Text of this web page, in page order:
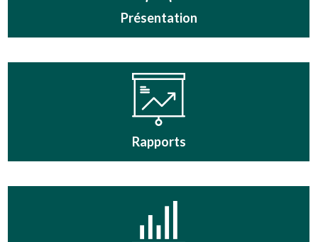
Présentation
Rapports